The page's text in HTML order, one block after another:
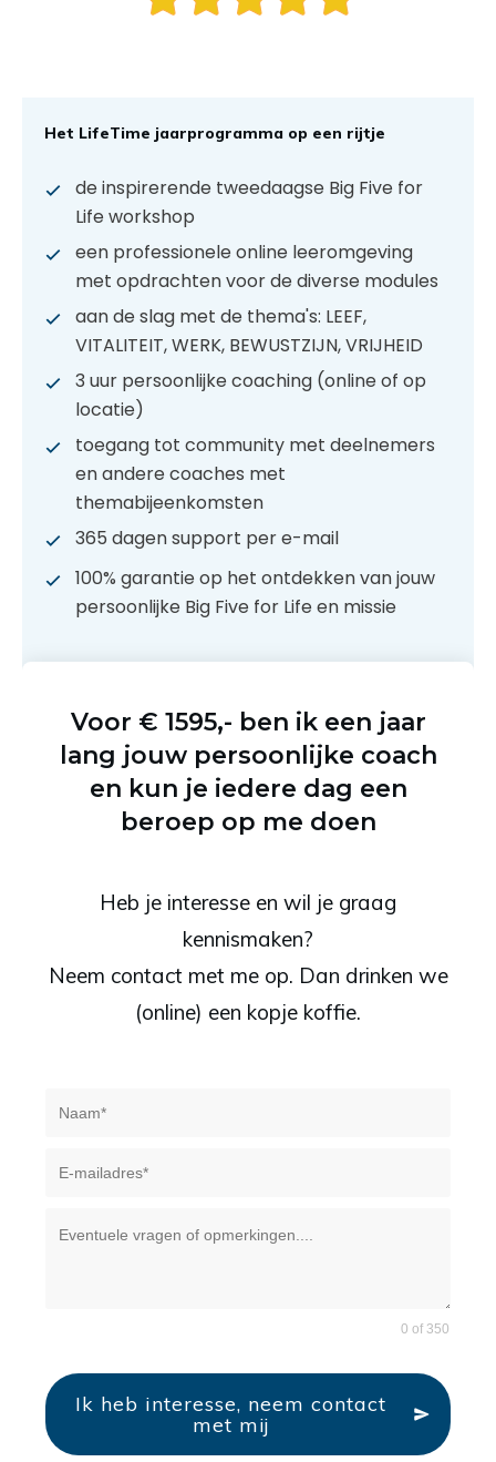
Het LifeTime jaarprogramma op een rijtje
de inspirerende tweedaagse Big Five for
Life workshop
een professionele online leeromgeving
met opdrachten voor de diverse modules
aan de slag met de thema's: LEEF,
VITALITEIT, WERK, BEWUSTZIJN, VRIJHEID
3 uur persoonlijke coaching (online of op
locatie)
toegang tot community met deelnemers
en andere coaches met
themabijeenkomsten
365 dagen support per e-mail
100% garantie op het ontdekken van jouw
persoonlijke Big Five for Life en missie
Voor € 1595,- ben ik een jaar
lang jouw persoonlijke coach
en kun je iedere dag een
beroep op me doen
Heb je interesse en wil je graag
kennismaken?
Neem contact met me op. Dan drinken we
(online) een kopje koffie.
0 of 350
Ik heb interesse, neem contact
met mij